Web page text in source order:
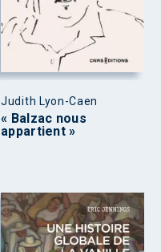
Judith Lyon-Caen
« Balzac nous
appartient »